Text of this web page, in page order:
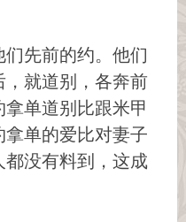
先前的约。他们
，就道别，各奔前
单道别比跟米甲
单的爱比对妻子
没有料到，这成